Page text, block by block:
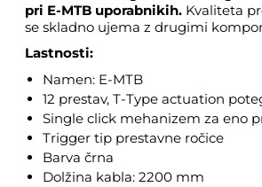
pri E-MTB uporabnikih.Kvaliteta
se skladno ujema z drugimi
Lastnosti:
Namen: E-MTB
12 prestav, T-Type actuation
Single click mehanizem za eno
Trigger tip prestavne ročice
Barva črna
Dolžina kabla: 2200 mm